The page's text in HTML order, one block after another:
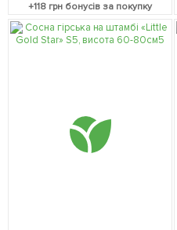
+118 грн бонусів за покупку